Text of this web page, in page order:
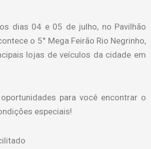
dias 04 e 05 de julho, no Pavilhão
o 5° Mega Feirão Rio Negrinho,
lojas de veículos da cidade em
para você encontrar o
especiais!